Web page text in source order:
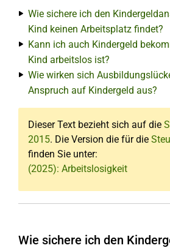
Wie sichere ich den
Kind keinen Arbeitsplatz findet?
Kann ich auch Kindergeld
Kind arbeitslos ist?
Wie wirken sich
Anspruch auf Kindergeld aus?
Dieser Text bezieht sich auf die
2015. Die Version die für die
finden Sie unter:
(2025): Arbeitslosigkeit
Wie sichere ich den